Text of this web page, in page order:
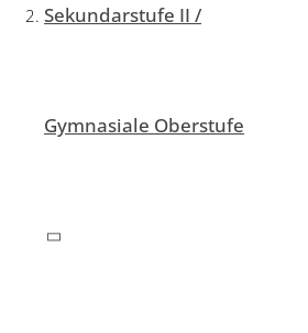
Sekundarstufe II /
Gymnasiale Oberstufe